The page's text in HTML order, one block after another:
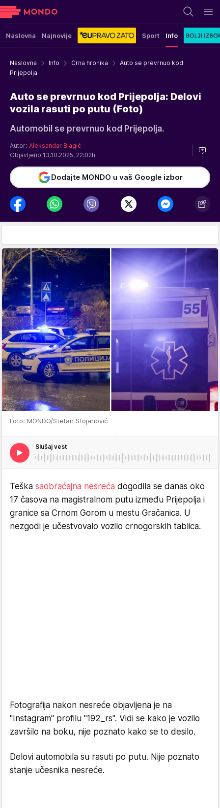
Naslovna Najnovije Sport Info
Naslovna Info Crna hronika
Auto se prevrnuo kod
Prijepolja
Auto se prevrnuo kod Prijepolja: Delovi
vozila rasuti po putu (Foto)
Automobil se prevrnuo kod Prijepolja.
Autor: Aleksandar Blagić
Objavljeno 13.10.2025. 22:02h
Dodajte MONDO u vaš Google izbor
Foto: MONDO/Stefan Stojanović
Slušaj vest
Teška saobraćajna nesreća dogodila se danas oko
17 časova na magistralnom putu između Prijepolja i
granice sa Crnom Gorom u mestu Gračanica. U
nezgodi je učestvovalo vozilo crnogorskih tablica.
Fotografija nakon nesreće objavljena je na
"Instagram" profilu "192_rs". Vidi se kako je vozilo
završilo na boku, nije poznato kako se to desilo.
Delovi automobila su rasuti po putu. Nije poznato
stanje učesnika nesreće.